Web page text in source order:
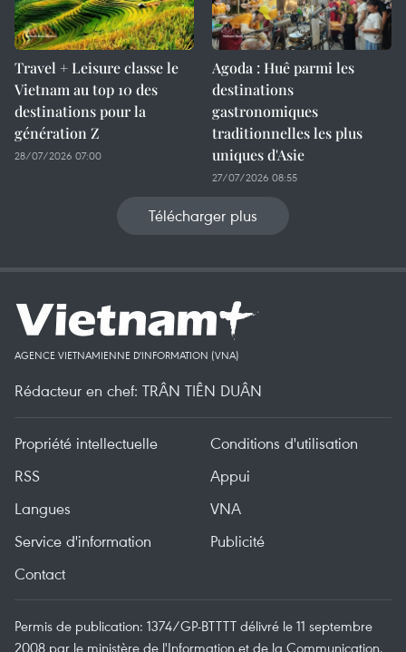
Travel + Leisure classe le
Vietnam au top 10 des
destinations pour la
génération Z
28/07/2026 07:00
Agoda : Huê parmi les
destinations
gastronomiques
traditionnelles les plus
uniques d'Asie
27/07/2026 08:55
Télécharger plus
AGENCE VIETNAMIENNE D'INFORMATION (VNA)
Rédacteur en chef: TRÂN TIÊN DUÂN
Propriété intellectuelle
Conditions d'utilisation
RSS
Appui
Langues
VNA
Service d'information
Publicité
Contact
Permis de publication: 1374/GP-BTTTT délivré le 11 septembre
2008 par le ministère de l'Information et de la Communication.